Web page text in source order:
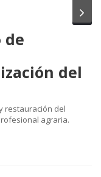
de
del
restauración del
agraria.